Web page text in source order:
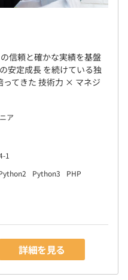
信頼と確かな実績を基盤
安定成長 を続けている独
ってきた 技術力 × マネジ
ア
1
Python3
PHP
詳細を見る